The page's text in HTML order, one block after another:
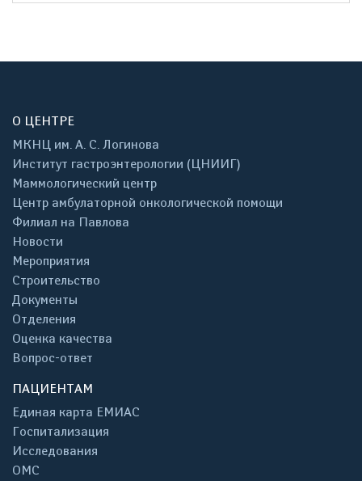
О ЦЕНТРЕ
МКНЦ им. А. С. Логинова
Институт гастроэнтерологии (ЦНИИГ)
Маммологический центр
Центр амбулаторной онкологической помощи
Филиал на Павлова
Новости
Мероприятия
Строительство
Документы
Отделения
Оценка качества
Вопрос-ответ
ПАЦИЕНТАМ
Единая карта ЕМИАС
Госпитализация
Исследования
ОМС